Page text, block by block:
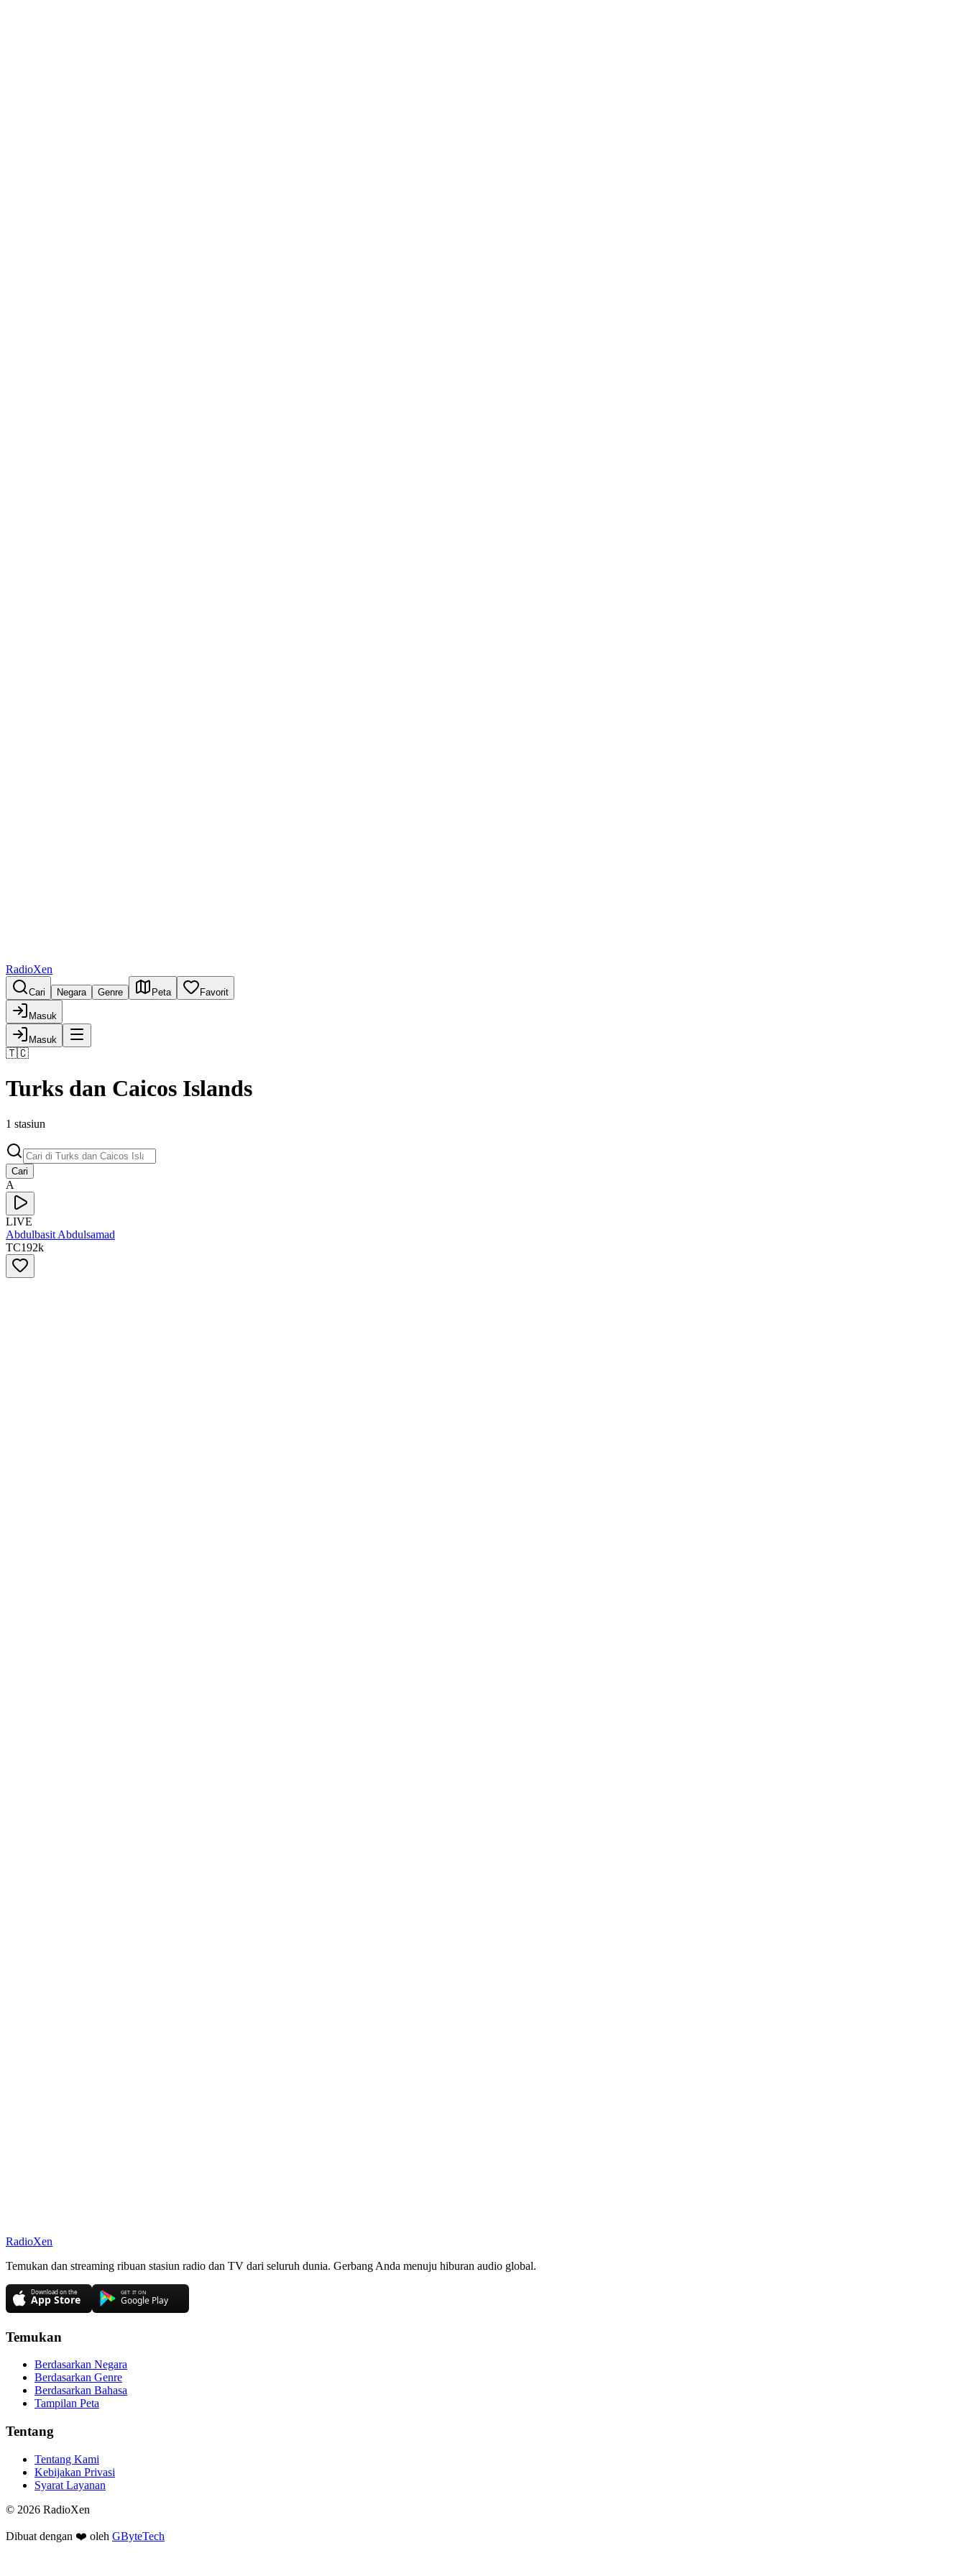
RadioXen
Cari Negara Genre Peta Favorit
Masuk
Masuk
🇹🇨
Turks dan Caicos Islands
1 stasiun
Cari
A
LIVE
Abdulbasit Abdulsamad
TC192k
RadioXen
Temukan dan streaming ribuan stasiun radio dan TV dari seluruh dunia. Gerbang Anda menuju hiburan audio global.
Temukan
Berdasarkan Negara
Berdasarkan Genre
Berdasarkan Bahasa
Tampilan Peta
Tentang
Tentang Kami
Kebijakan Privasi
Syarat Layanan
© 2026 RadioXen
Dibuat dengan ❤️ oleh GByteTech